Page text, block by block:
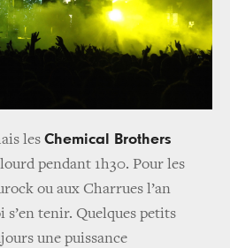
les Chemical Brothers
pendant 1h30. Pour les
ou aux Charrues l’an
s’en tenir. Quelques petits
une puissance